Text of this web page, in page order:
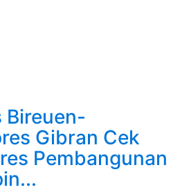
Bireuen-
Gibran Cek
Pembangunan